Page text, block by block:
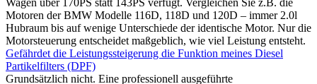
Motoren der BMW Modelle 116D, 118D und 120D – immer 2.0l
Hubraum bis auf wenige Unterschiede der identische Motor. Nur die
Motorsteuerung entscheidet maßgeblich, wie viel Leistung entsteht.
Gefährdet die Leistungssteigerung die Funktion meines Diesel
Partikelfilters (DPF)
Grundsätzlich nicht. Eine professionell ausgeführte